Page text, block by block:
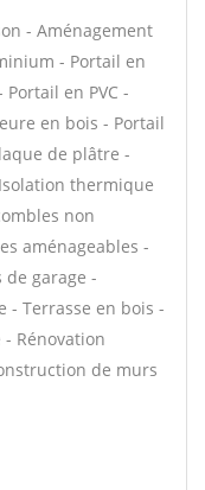
- Aménagement
- Portail en
en PVC -
en bois - Portail
de plâtre -
thermique
non
aménageables -
garage -
- Terrasse en bois -
Rénovation
de murs